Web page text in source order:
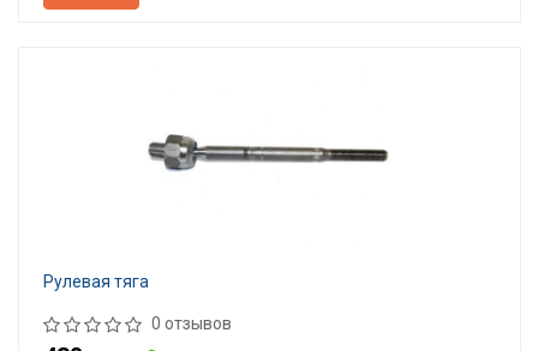
Рулевая тяга
0 отзывов